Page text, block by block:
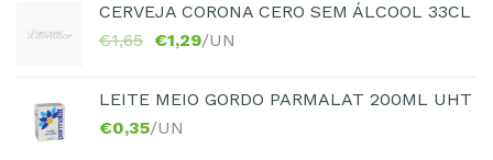
CERVEJA CORONA CERO SEM ÁLCOOL 33CL
€1,65 €1,29/UN
LEITE MEIO GORDO PARMALAT 200ML UHT
€0,35/UN